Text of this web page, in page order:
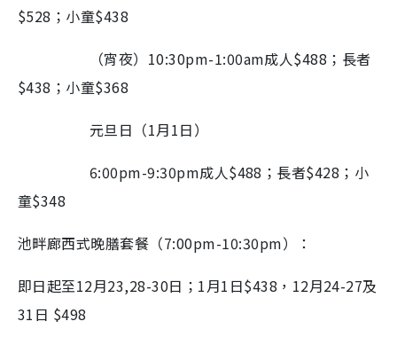
$528 ；小童$438
（宵夜） 10:30pm-1:00am成人$488 ；長者
$438 ；小童$368
元旦日（1月1日）
6:00pm-9:30pm成人$488 ；長者$428 ；小
童$348
池畔廊西式晚膳套餐（7:00pm-10:30pm）：
即日起至12月23,28-30日； 1月1 日$438 ， 12月24-27及
31 日 $498